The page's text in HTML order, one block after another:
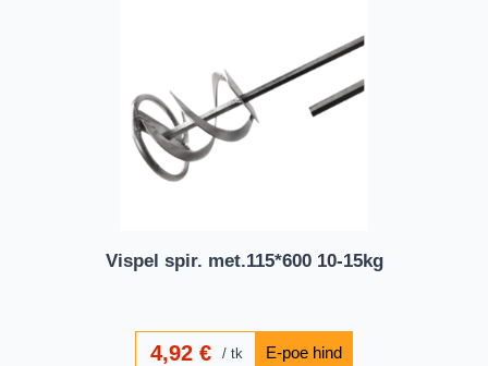
Vispel spir. met.115*600 10-15kg
4,92€ tk